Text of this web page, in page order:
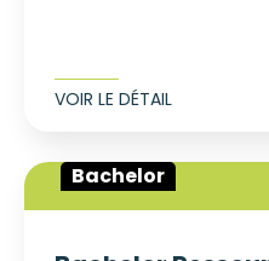
VOIR LE DÉTAIL
Bachelor